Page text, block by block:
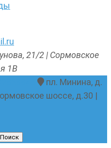
21/2 | Сормовское
1В
пл. Минина, д.
шоссе, д.30 |